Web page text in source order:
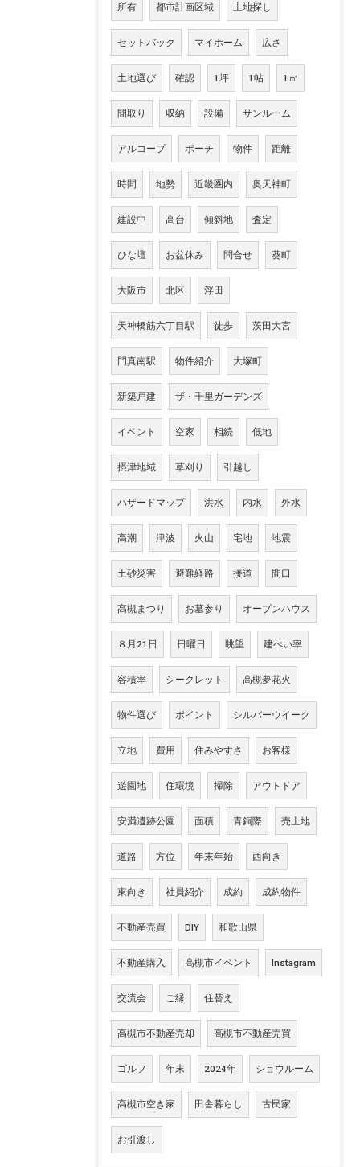
所有 都市計画区域 土地探し
セットバック マイホーム 広さ
土地選び 確認 1坪 1帖 1㎡
間取り 収納 設備 サンルーム
アルコープ ポーチ 物件 距離
時間 地勢 近畿圏内 奥天神町
建設中 高台 傾斜地 査定
ひな壇 お盆休み 問合せ 葵町
大阪市 北区 浮田
天神橋筋六丁目駅 徒歩 茨田大宮
門真南駅 物件紹介 大塚町
新築戸建 ザ・千里ガーデンズ
イベント 空家 相続 低地
摂津地域 草刈り 引越し
ハザードマップ 洪水 内水 外水
高潮 津波 火山 宅地 地震
土砂災害 避難経路 接道 間口
高槻まつり お墓参り オープンハウス
８月21日 日曜日 眺望 建ぺい率
容積率 シークレット 高槻夢花火
物件選び ポイント シルバーウイーク
立地 費用 住みやすさ お客様
遊園地 住環境 掃除 アウトドア
安満遺跡公園 面積 青銅際 売土地
道路 方位 年末年始 西向き
東向き 社員紹介 成約 成約物件
不動産売買 DIY 和歌山県
不動産購入 高槻市イベント Instagram
交流会 ご縁 住替え
高槻市不動産売却 高槻市不動産売買
ゴルフ 年末 2024年 ショウルーム
高槻市空き家 田舎暮らし 古民家
お引渡し